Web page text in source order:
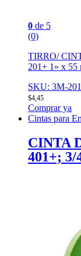
0 de 5
(0)
TIRRO/
201+ 1» x 55
SKU: 3M-
$4,45
Comprar ya
Cintas para
CINTA
401+; 3/